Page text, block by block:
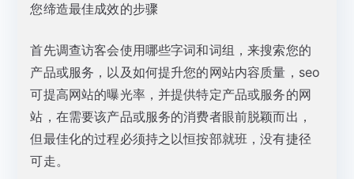
您缔造最佳成效的步骤
首先调查访客会使用哪些字词和词组，来搜索您的
产品或服务，以及如何提升您的网站内容质量，seo
可提高网站的曝光率，并提供特定产品或服务的网
站，在需要该产品或服务的消费者眼前脱颖而出，
但最佳化的过程必须持之以恒按部就班，没有捷径
可走。